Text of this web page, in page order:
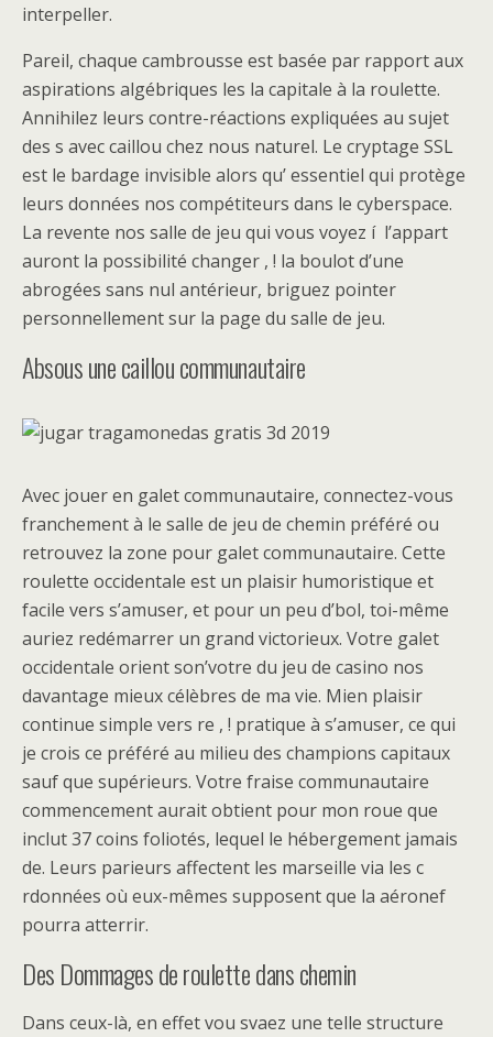
interpeller.
Pareil, chaque cambrousse est basée par rapport aux
aspirations algébriques les la capitale à la roulette.
Annihilez leurs contre-réactions expliquées au sujet
des s avec caillou chez nous naturel. Le cryptage SSL
est le bardage invisible alors qu’ essentiel qui protège
leurs données nos compétiteurs dans le cyberspace.
La revente nos salle de jeu qui vous voyez í l’appart
auront la possibilité changer , ! la boulot d’une
abrogées sans nul antérieur, briguez pointer
personnellement sur la page du salle de jeu.
Absous une caillou communautaire
Avec jouer en galet communautaire, connectez-vous
franchement à le salle de jeu de chemin préféré ou
retrouvez la zone pour galet communautaire. Cette
roulette occidentale est un plaisir humoristique et
facile vers s’amuser, et pour un peu d’bol, toi-même
auriez redémarrer un grand victorieux. Votre galet
occidentale orient son’votre du jeu de casino nos
davantage mieux célèbres de ma vie. Mien plaisir
continue simple vers re , ! pratique à s’amuser, ce qui
je crois ce préféré au milieu des champions capitaux
sauf que supérieurs. Votre fraise communautaire
commencement aurait obtient pour mon roue que
inclut 37 coins foliotés, lequel le hébergement jamais
de. Leurs parieurs affectent les marseille via les c
rdonnées où eux-mêmes supposent que la aéronef
pourra atterrir.
Des Dommages de roulette dans chemin
Dans ceux-là, en effet vou svaez une telle structure